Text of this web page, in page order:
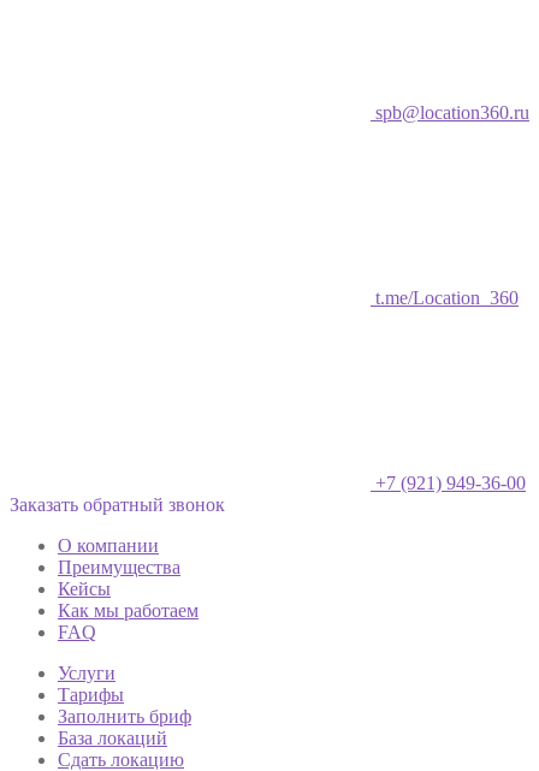
spb@location360.ru
t.me/Location_360
+7 (921) 949-36-00
Заказать обратный звонок
О компании
Преимущества
Кейсы
Как мы работаем
FAQ
Услуги
Тарифы
Заполнить бриф
База локаций
Сдать локацию